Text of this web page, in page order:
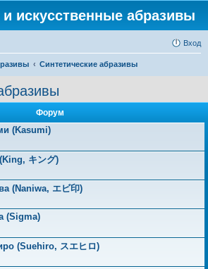
искусственные абразивы
Вход
Синтетические абразивы
Форум
(Kasumi)
キング)
(Naniwa, エビ印)
(Sigma)
(Suehiro, スエヒロ)